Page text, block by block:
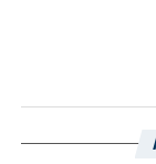
sarà alle ore
ogni
tanto la